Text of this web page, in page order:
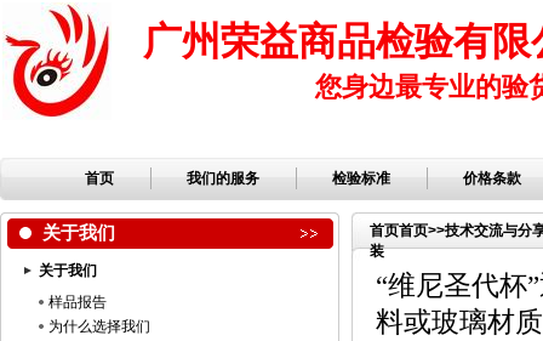
广州荣益商品检验有限
您身边最专业的验
首页 我们的服务 检验标准 价格条款
关于我们
关于我们
样品报告
为什么选择我们
首页首页>>技术交流与分
装
“维尼圣代杯
料或玻璃材